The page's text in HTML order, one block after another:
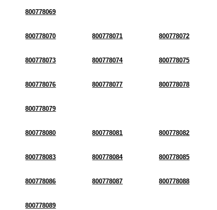
800778069
800778070 800778071 800778072
800778073 800778074 800778075
800778076 800778077 800778078
800778079
800778080 800778081 800778082
800778083 800778084 800778085
800778086 800778087 800778088
800778089